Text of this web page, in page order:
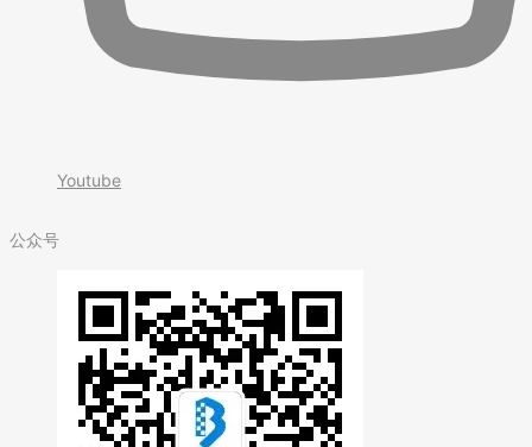
Youtube
公众号